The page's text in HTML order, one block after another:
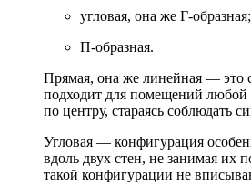
угловая, она же Г-образная;
П-образная.
Прямая, она же линейная — это
подходит для помещений любой
по центру, стараясь соблюдать
Угловая — конфигурация
вдоль двух стен, не занимая их
такой конфигурации не